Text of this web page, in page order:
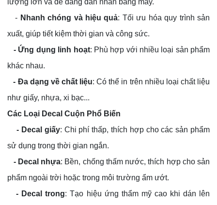
lượng lớn và dễ dàng dán nhãn bằng máy.
- Nhanh chóng và hiệu quả: Tối ưu hóa quy trình sản
xuất, giúp tiết kiệm thời gian và công sức.
- Ứng dụng linh hoạt: Phù hợp với nhiều loại sản phẩm
khác nhau.
- Đa dạng về chất liệu: Có thể in trên nhiều loại chất liệu
như giấy, nhựa, xi bạc...
Các Loại Decal Cuộn Phổ Biến
- Decal giấy: Chi phí thấp, thích hợp cho các sản phẩm
sử dụng trong thời gian ngắn.
- Decal nhựa: Bền, chống thấm nước, thích hợp cho sản
phẩm ngoài trời hoặc trong môi trường ẩm ướt.
- Decal trong: Tạo hiệu ứng thẩm mỹ cao khi dán lên